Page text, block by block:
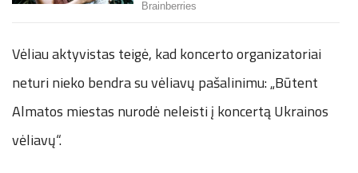
Vėliau aktyvistas teigė, kad koncerto organizatoriai
neturi nieko bendra su vėliavų pašalinimu: „Būtent
Almatos miestas nurodė neleisti į koncertą Ukrainos
vėliavų“.